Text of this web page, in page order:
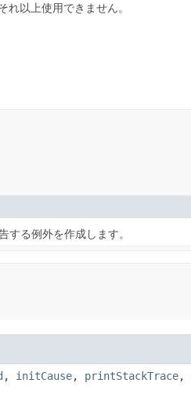
れ以上使用できません。
る例外を作成します。
, initCause, printStackTrace,